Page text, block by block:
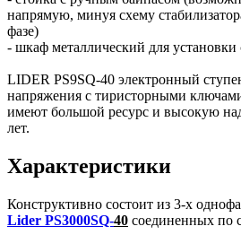
напрямую, минуя схему
фазе)
- шкаф металлический для установки
LIDER PS9SQ-40 электронный
напряжения с тиристорными
имеют большой ресурс и высокую
лет.
Характеристики
Конструктивно состоит из 3-х
Lider PS3000SQ-40 соединенных по